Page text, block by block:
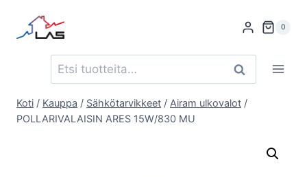
sisältöön
0
Etsi: Haku
Koti / Kauppa / Sähkötarvikkeet / Airam ulkovalot /
POLLARIVALAISIN ARES 15W/830 MU